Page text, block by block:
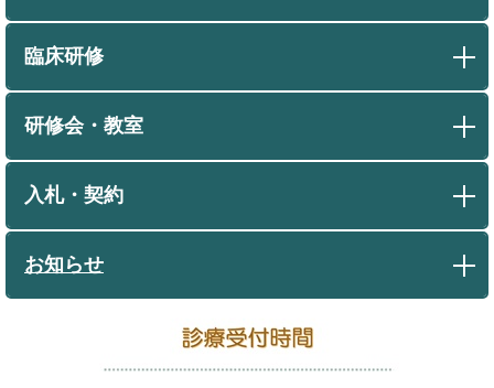
臨床研修
研修会・教室
入札・契約
お知らせ